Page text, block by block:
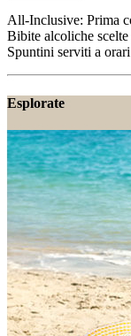
All-Inclusive: Prima
Bibite alcoliche
Spuntini serviti a
Esplorate